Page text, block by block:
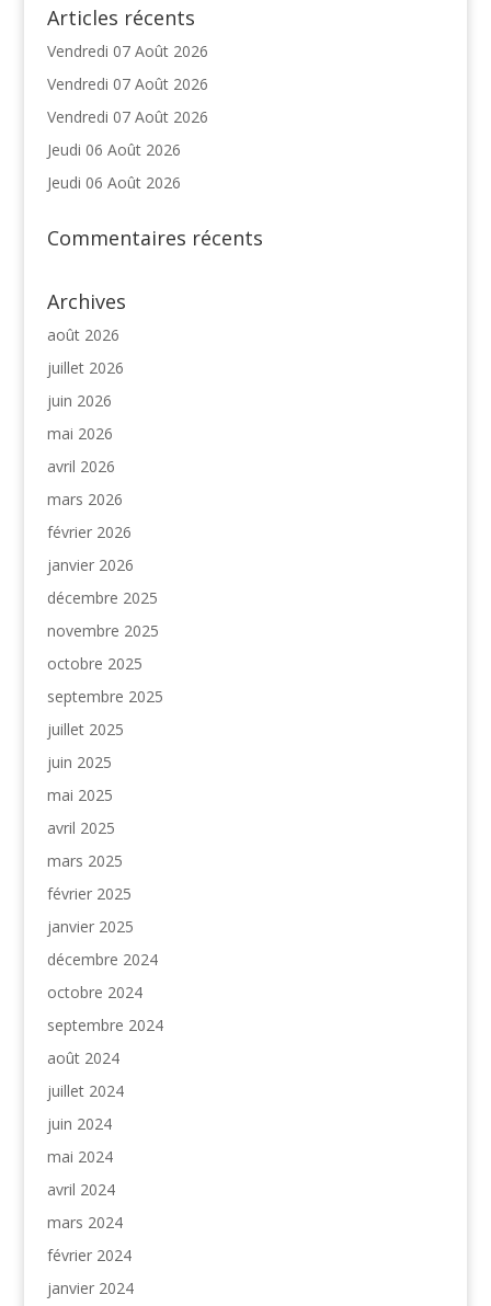
Articles récents
Vendredi 07 Août 2026
Vendredi 07 Août 2026
Vendredi 07 Août 2026
Jeudi 06 Août 2026
Jeudi 06 Août 2026
Commentaires récents
Archives
août 2026
juillet 2026
juin 2026
mai 2026
avril 2026
mars 2026
février 2026
janvier 2026
décembre 2025
novembre 2025
octobre 2025
septembre 2025
juillet 2025
juin 2025
mai 2025
avril 2025
mars 2025
février 2025
janvier 2025
décembre 2024
octobre 2024
septembre 2024
août 2024
juillet 2024
juin 2024
mai 2024
avril 2024
mars 2024
février 2024
janvier 2024